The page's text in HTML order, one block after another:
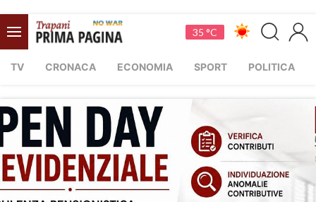
35 °C
TV CRONACA ECONOMIA SPORT POLITICA